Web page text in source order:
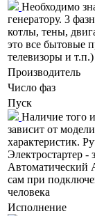
Необходимо
генератору. 3
котлы, тены,
это все бытовые
телевизоры и т.п.)
Производитель
Число фаз
Пуск
Наличие того
зависит от
характеристик.
Электростартер -
Автоматический
сам при
человека
Исполнение